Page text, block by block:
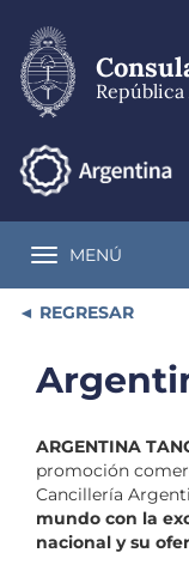
contenido
principal
Toggle navigation
MENÚ
REGRESAR
ARGENTINA
promoción
Cancillería
mundo con la
nacional y su